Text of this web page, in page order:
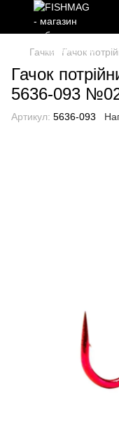
Гачки Гачок
Гачок
5636-093
Артикул: 5636-093